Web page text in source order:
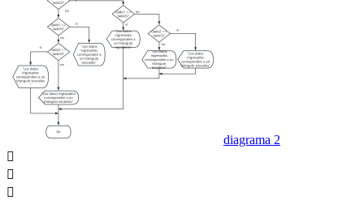
diagrama 2


